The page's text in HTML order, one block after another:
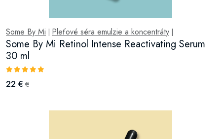
Some By Mi Pleťové séra emulzie a koncentráty
Some By Mi Retinol Intense Reactivating Serum
30 ml
22 € €